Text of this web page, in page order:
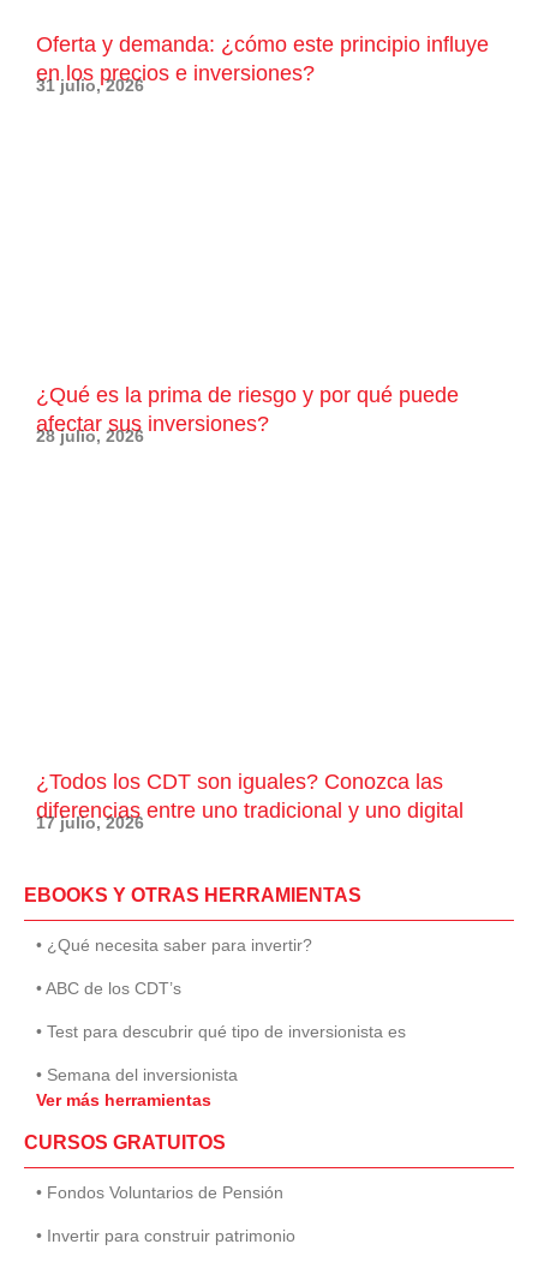
Oferta y demanda: ¿cómo este principio influye
en los precios e inversiones?
31 julio, 2026
¿Qué es la prima de riesgo y por qué puede
afectar sus inversiones?
28 julio, 2026
¿Todos los CDT son iguales? Conozca las
diferencias entre uno tradicional y uno digital
17 julio, 2026
EBOOKS Y OTRAS HERRAMIENTAS
• ¿Qué necesita saber para invertir?
• ABC de los CDT’s
• Test para descubrir qué tipo de inversionista es
• Semana del inversionista
Ver más herramientas
CURSOS GRATUITOS
• Fondos Voluntarios de Pensión
• Invertir para construir patrimonio